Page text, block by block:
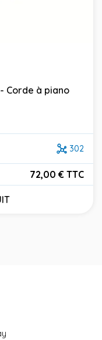
Corde à piano
302
72,00 € TTC